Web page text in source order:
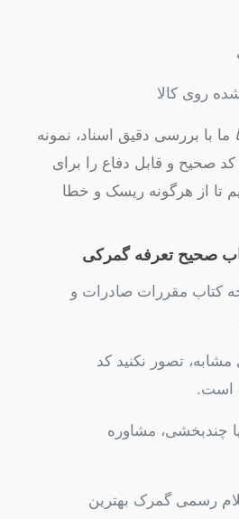
روی کالا
ما با بررسی دقیق اسناد، نمونه
کد صحیح و قابل دفاع را برای
تا از هرگونه ریسک و خطا
صحیح تعرفه گمرکی
کتاب مقررات صادرات و
مشابه، تصور نکنید کد
است.
چندبخشی، مشاوره
رسمی گمرک بهترین